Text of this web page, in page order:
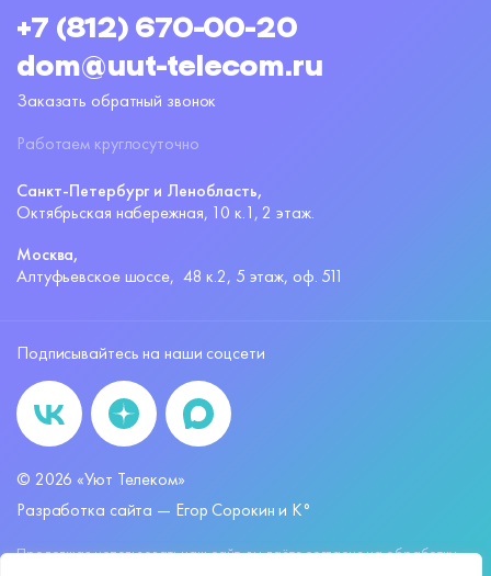
+7 (812) 670-00-20
dom@uut-telecom.ru
Заказать обратный звонок
Работаем круглосуточно
Санкт-Петербург и Ленобласть,
Октябрьская набережная, 10 к.1, 2 этаж.
Москва,
Алтуфьевское шоссе, 48 к.2, 5 этаж, оф. 511
Подписывайтесь на наши соцсети
© 2026 «Уют Телеком»
Разработка сайта — Егор Сорокин и K°
Продолжая использовать наш сайт, вы даёте согласие на обработку